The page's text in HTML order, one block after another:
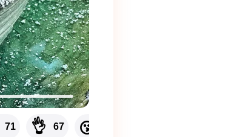
71 👌 67 😘